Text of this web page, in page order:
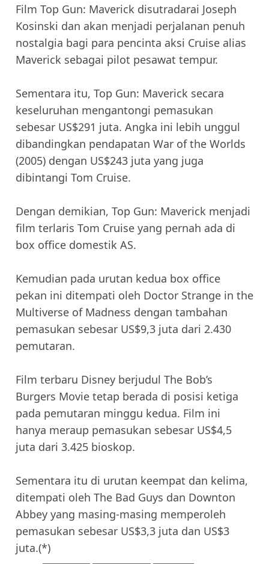
Film Top Gun: Maverick disutradarai Joseph
Kosinski dan akan menjadi perjalanan penuh
nostalgia bagi para pencinta aksi Cruise alias
Maverick sebagai pilot pesawat tempur.
Sementara itu, Top Gun: Maverick secara
keseluruhan mengantongi pemasukan
sebesar US$291 juta. Angka ini lebih unggul
dibandingkan pendapatan War of the Worlds
(2005) dengan US$243 juta yang juga
dibintangi Tom Cruise.
Dengan demikian, Top Gun: Maverick menjadi
film terlaris Tom Cruise yang pernah ada di
box office domestik AS.
Kemudian pada urutan kedua box office
pekan ini ditempati oleh Doctor Strange in the
Multiverse of Madness dengan tambahan
pemasukan sebesar US$9,3 juta dari 2.430
pemutaran.
Film terbaru Disney berjudul The Bob’s
Burgers Movie tetap berada di posisi ketiga
pada pemutaran minggu kedua. Film ini
hanya meraup pemasukan sebesar US$4,5
juta dari 3.425 bioskop.
Sementara itu di urutan keempat dan kelima,
ditempati oleh The Bad Guys dan Downton
Abbey yang masing-masing memperoleh
pemasukan sebesar US$3,3 juta dan US$3
juta.(*)